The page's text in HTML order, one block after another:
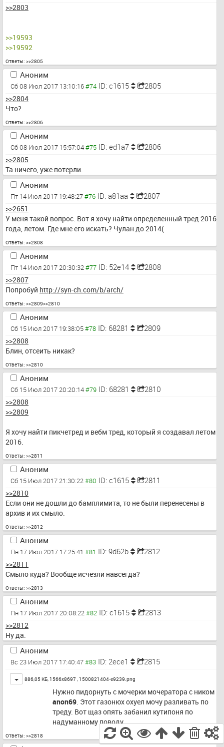
>>2803
>>19593
>>19592
Ответы: >>2805
Аноним
Сб 08 Июл 2017 13:10:16 ID: c1615 2805
>>2804
Что?
Ответы: >>2806
Аноним
Сб 08 Июл 2017 15:57:04 ID: ed1a7 2806
>>2805
Та ничего, уже потерли.
Аноним
Пт 14 Июл 2017 19:48:27 ID: a81aa 2807
>>2651
У меня такой вопрос. Вот я хочу найти определенный тред 2016
года, летом. Где мне его искать? Чулан до 2014(
Ответы: >>2808
Аноним
Пт 14 Июл 2017 20:30:32 ID: 52e14 2808
>>2807
Попробуй http://syn-ch.com/b/arch/
Ответы: >>2809>>2810
Аноним
Сб 15 Июл 2017 19:38:05 ID: 68281 2809
>>2808
Блин, отсеить никак?
Ответы: >>2810
Аноним
Сб 15 Июл 2017 20:20:14 ID: 68281 2810
>>2808
>>2809
Я хочу найти пикчетред и вебм тред, который я создавал летом
2016.
Ответы: >>2811
Аноним
Сб 15 Июл 2017 21:30:22 ID: c1615 2811
>>2810
Если они не дошли до бамплимита, то не были перенесены в
архив и их смыло.
Ответы: >>2812
Аноним
Пн 17 Июл 2017 17:25:41 ID: 9d62b 2812
>>2811
Смыло куда? Вообще исчезли навсегда?
Ответы: >>2813
Аноним
Пн 17 Июл 2017 20:08:22 ID: c1615 2813
>>2812
Ну да.
Аноним
Вс 23 Июл 2017 17:40:47 ID: 2ece1 2815
Toggle
886,05 КБ, 1566x8697 , 1500821404-e9239.png
anon69. Этот газонюх охуел мочу разливать по
треду. Вот щаз опять забанил кутипоня по
надуманному поводу.
Ответы: >>2818